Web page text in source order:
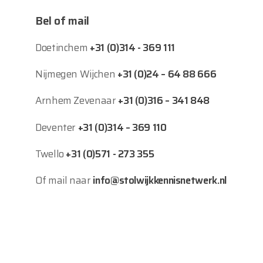
Bel of mail
Doetinchem +31 (0)314 - 369 111
Nijmegen Wijchen +31 (0)24 – 64 88 666
Arnhem Zevenaar+31 (0)316 – 341 848
Deventer +31 (0)314 – 369 110
Twello+31 (0)571 - 273 355
Of mail naarinfo@stolwijkkennisnetwerk.nl